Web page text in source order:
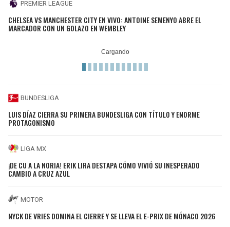
PREMIER LEAGUE
CHELSEA VS MANCHESTER CITY EN VIVO: ANTOINE SEMENYO ABRE EL
MARCADOR CON UN GOLAZO EN WEMBLEY
BUNDESLIGA
LUIS DÍAZ CIERRA SU PRIMERA BUNDESLIGA CON TÍTULO Y ENORME
PROTAGONISMO
LIGA MX
¡DE CU A LA NORIA! ERIK LIRA DESTAPA CÓMO VIVIÓ SU INESPERADO
CAMBIO A CRUZ AZUL
MOTOR
NYCK DE VRIES DOMINA EL CIERRE Y SE LLEVA EL E-PRIX DE MÓNACO 2026